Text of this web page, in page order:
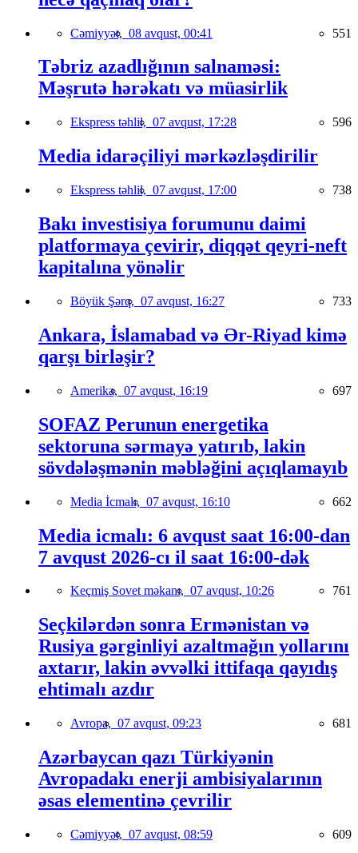
Cəmiyyət, 08 avqust, 00:41 551
Təbriz azadlığının salnaməsi:
Məşrutə hərəkatı və müasirlik
Ekspress təhlil, 07 avqust, 17:28 596
Media idarəçiliyi mərkəzləşdirilir
Ekspress təhlil, 07 avqust, 17:00 738
Bakı investisiya forumunu daimi
platformaya çevirir, diqqət qeyri-neft
kapitalına yönəlir
Böyük Şərq, 07 avqust, 16:27 733
Ankara, İslamabad və Ər-Riyad kimə
qarşı birləşir?
Amerika, 07 avqust, 16:19 697
SOFAZ Perunun energetika
sektoruna sərmayə yatırıb, lakin
sövdələşmənin məbləğini açıqlamayıb
Media İcmalı, 07 avqust, 16:10 662
Media icmalı: 6 avqust saat 16:00-dan
7 avqust 2026-cı il saat 16:00-dək
Keçmiş Sovet məkanı, 07 avqust, 10:26 761
Seçkilərdən sonra Ermənistan və
Rusiya gərginliyi azaltmağın yollarını
axtarır, lakin əvvəlki ittifaqa qayıdış
ehtimalı azdır
Avropa, 07 avqust, 09:23 681
Azərbaycan qazı Türkiyənin
Avropadakı enerji ambisiyalarının
əsas elementinə çevrilir
Cəmiyyət, 07 avqust, 08:59 609